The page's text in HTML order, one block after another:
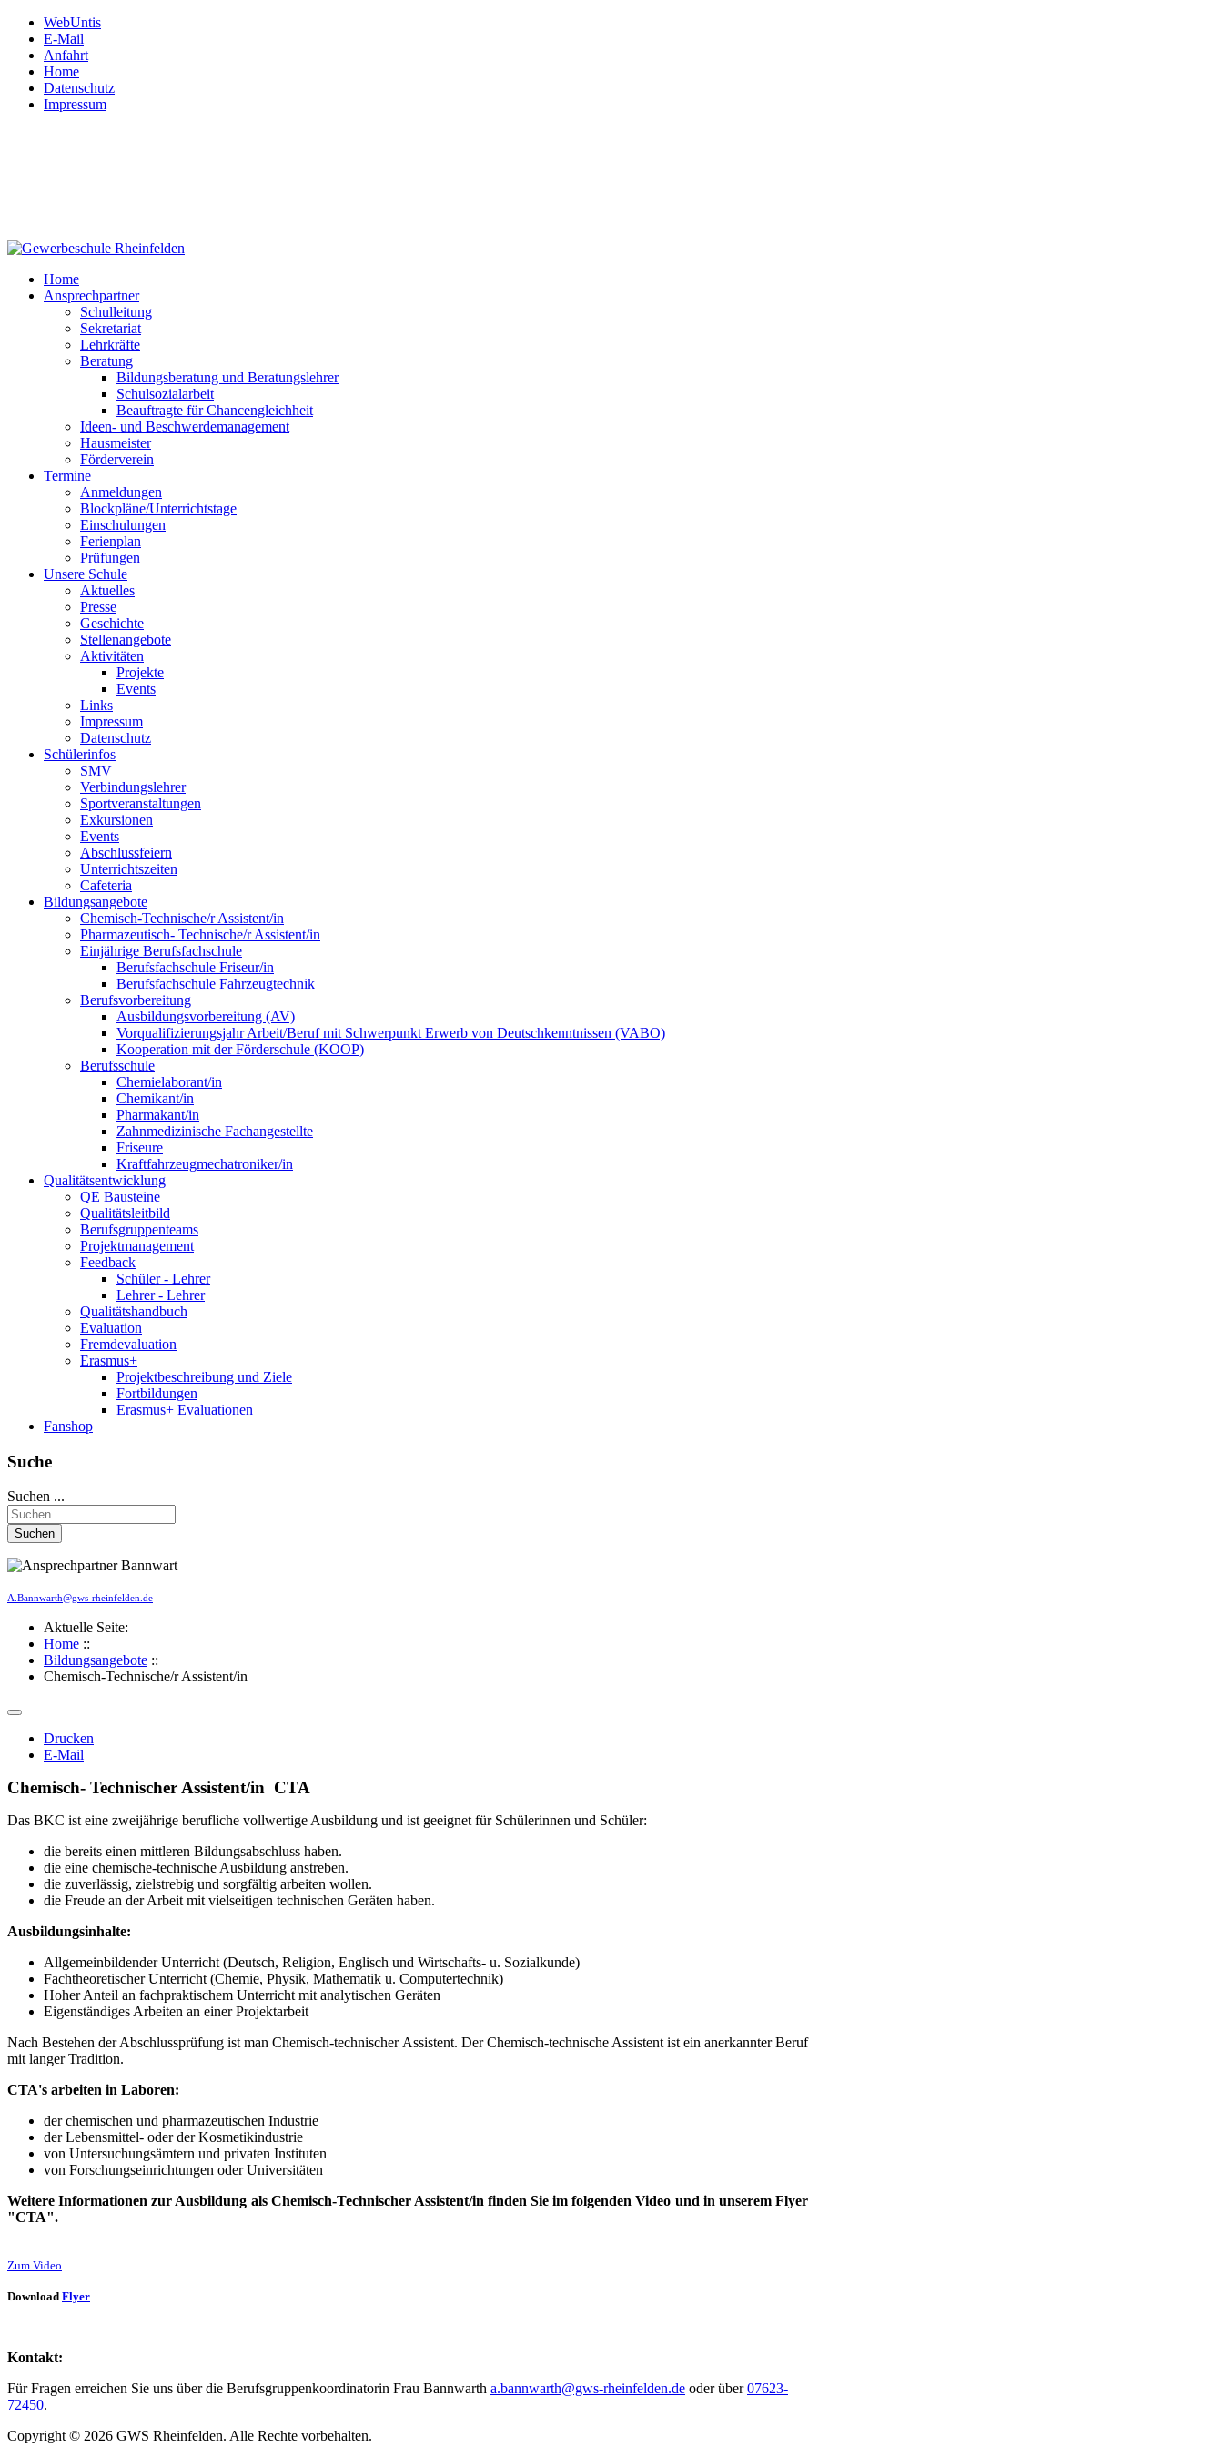
WebUntis
E-Mail
Anfahrt
Home
Datenschutz
Impressum
Home
Ansprechpartner
Schulleitung
Sekretariat
Lehrkräfte
Beratung
Bildungsberatung und Beratungslehrer
Schulsozialarbeit
Beauftragte für Chancengleichheit
Ideen- und Beschwerdemanagement
Hausmeister
Förderverein
Termine
Anmeldungen
Blockpläne/Unterrichtstage
Einschulungen
Ferienplan
Prüfungen
Unsere Schule
Aktuelles
Presse
Geschichte
Stellenangebote
Aktivitäten
Projekte
Events
Links
Impressum
Datenschutz
Schülerinfos
SMV
Verbindungslehrer
Sportveranstaltungen
Exkursionen
Events
Abschlussfeiern
Unterrichtszeiten
Cafeteria
Bildungsangebote
Chemisch-Technische/r Assistent/in
Pharmazeutisch- Technische/r Assistent/in
Einjährige Berufsfachschule
Berufsfachschule Friseur/in
Berufsfachschule Fahrzeugtechnik
Berufsvorbereitung
Ausbildungsvorbereitung (AV)
Vorqualifizierungsjahr Arbeit/Beruf mit Schwerpunkt Erwerb von Deutschkenntnissen (VABO)
Kooperation mit der Förderschule (KOOP)
Berufsschule
Chemielaborant/in
Chemikant/in
Pharmakant/in
Zahnmedizinische Fachangestellte
Friseure
Kraftfahrzeugmechatroniker/in
Qualitätsentwicklung
QE Bausteine
Qualitätsleitbild
Berufsgruppenteams
Projektmanagement
Feedback
Schüler - Lehrer
Lehrer - Lehrer
Qualitätshandbuch
Evaluation
Fremdevaluation
Erasmus+
Projektbeschreibung und Ziele
Fortbildungen
Erasmus+ Evaluationen
Fanshop
Suche
Suchen ...
Suchen
A.Bannwarth@gws-rheinfelden.de
Aktuelle Seite:
Home ::
Bildungsangebote ::
Chemisch-Technische/r Assistent/in
Drucken
E-Mail
Chemisch- Technischer Assistent/in CTA
Das BKC ist eine zweijährige berufliche vollwertige Ausbildung und ist geeignet für Schülerinnen und Schüler:
die bereits einen mittleren Bildungsabschluss haben.
die eine chemische-technische Ausbildung anstreben.
die zuverlässig, zielstrebig und sorgfältig arbeiten wollen.
die Freude an der Arbeit mit vielseitigen technischen Geräten haben.
Ausbildungsinhalte:
Allgemeinbildender Unterricht (Deutsch, Religion, Englisch und Wirtschafts- u. Sozialkunde)
Fachtheoretischer Unterricht (Chemie, Physik, Mathematik u. Computertechnik)
Hoher Anteil an fachpraktischem Unterricht mit analytischen Geräten
Eigenständiges Arbeiten an einer Projektarbeit
Nach Bestehen der Abschlussprüfung ist man Chemisch-technischer Assistent. Der Chemisch-technische Assistent ist ein anerkannter Beruf
mit langer Tradition.
CTA's arbeiten in Laboren:
der chemischen und pharmazeutischen Industrie
der Lebensmittel- oder der Kosmetikindustrie
von Untersuchungsämtern und privaten Instituten
von Forschungseinrichtungen oder Universitäten
Weitere Informationen zur Ausbildung als Chemisch-Technischer Assistent/in finden Sie im folgenden Video und in unserem Flyer
"CTA".
Zum Video
Download Flyer
Kontakt:
Für Fragen erreichen Sie uns über die Berufsgruppenkoordinatorin Frau Bannwarth a.bannwarth@gws-rheinfelden.de oder über07623-
72450.
Copyright © 2026 GWS Rheinfelden. Alle Rechte vorbehalten.